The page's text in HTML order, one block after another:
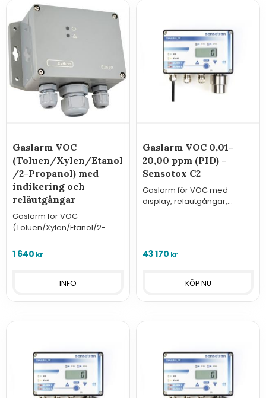
Gaslarm VOC
(Toluen/Xylen/Etanol
/2-Propanol) med
indikering och
reläutgångar
Gaslarm för VOC
(Toluen/Xylen/Etanol/2-
1 640 kr
INFO
Gaslarm VOC 0,01-
20,00 ppm (PID) -
Sensotox C2
Gaslarm för VOC med
display, reläutgångar,
43 170 kr